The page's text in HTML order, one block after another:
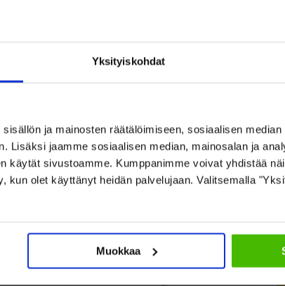
Yksityiskohdat
ja mainosten räätälöimiseen, sosiaalisen
Lisäksi jaamme sosiaalisen median, mainosalan ja
käytät sivustoamme. Kumppanimme voivat yhdistää
kun olet käyttänyt heidän palvelujaan. Valitsemalla
Muokkaa
myös nämä